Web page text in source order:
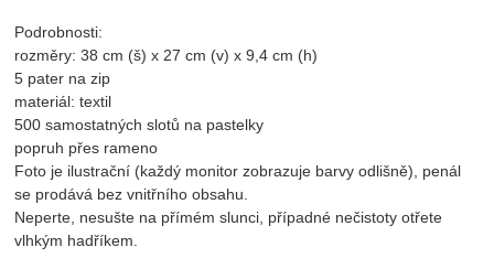
Podrobnosti:
rozměry: 38 cm (š) x 27 cm (v) x 9,4 cm (h)
5 pater na zip
materiál: textil
500 samostatných slotů na pastelky
popruh přes rameno
Foto je ilustrační (každý monitor zobrazuje barvy odlišně), penál
se prodává bez vnitřního obsahu.
Neperte, nesušte na přímém slunci, případné nečistoty otřete
vlhkým hadříkem.